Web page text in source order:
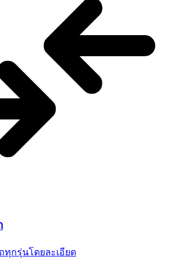
ทุกรุ่นโดยละเอียด